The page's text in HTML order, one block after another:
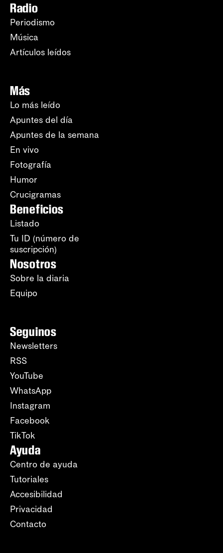
Radio
Periodismo
Música
Artículos leídos
Más
Lo más leído
Apuntes del día
Apuntes de la semana
En vivo
Fotografía
Humor
Crucigramas
Beneficios
Listado
Tu ID (número de
suscripción)
Nosotros
Sobre la diaria
Equipo
Seguinos
Newsletters
RSS
YouTube
WhatsApp
Instagram
Facebook
TikTok
Ayuda
Centro de ayuda
Tutoriales
Accesibilidad
Privacidad
Contacto